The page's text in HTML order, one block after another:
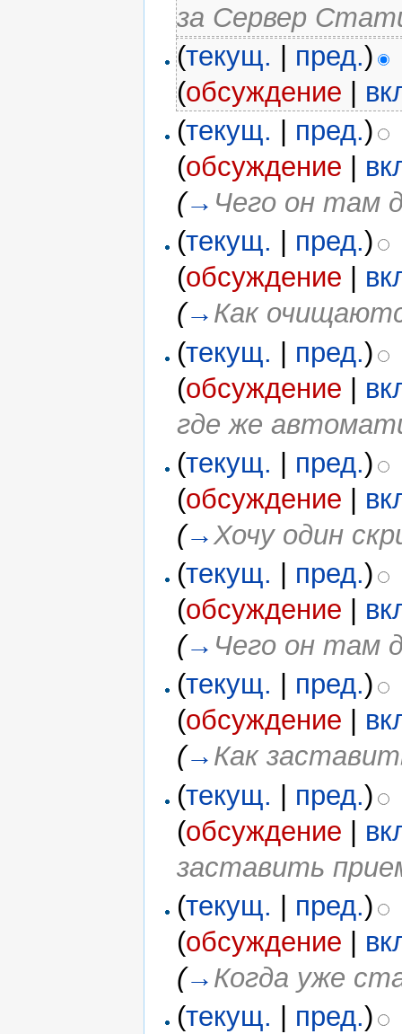
за Сервер
(текущ. пред.)
(обсуждение
(текущ. пред.)
(обсуждение
(→ Чего он там
(текущ. пред.)
(обсуждение
(→ Как
(текущ. | пред.)
(обсуждение |
где же
(текущ. пред.)
(обсуждение
(→Хочу один
(текущ. пред.)
(обсуждение
(→ Чего он там
(текущ. пред.)
(обсуждение
(→ Как
(текущ. | пред.)
(обсуждение |
заставить
(текущ. пред.)
(обсуждение
(→ Когда уже
(текущ. пред.)